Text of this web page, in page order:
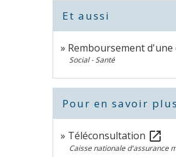
Et aussi
Remboursement
Social - Santé
Pour en savoir plus
Téléconsultation open_in_new
Caisse nationale d'assurance